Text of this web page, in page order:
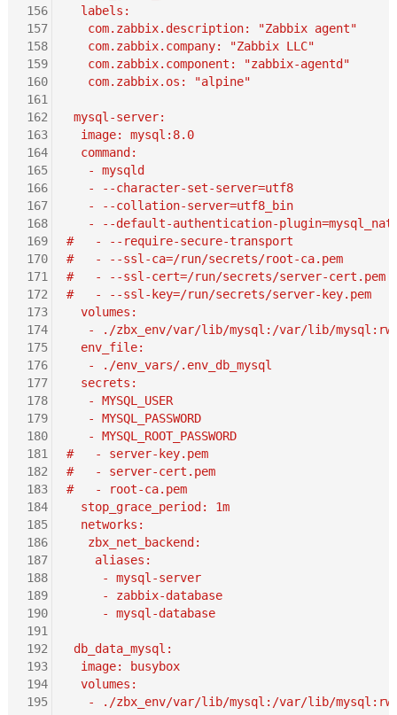
156
157
158
159
160
161
162
163
164
165
166
167
168
169
170
171
172
173
174
175
176
177
178
179
180
181
182
183
184
185
186
187
188
189
190
191
192
193
194
195
  labels:
   com.zabbix.description: "Zabbix agent"
   com.zabbix.company: "Zabbix LLC"
   com.zabbix.component: "zabbix-agentd"
   com.zabbix.os: "alpine"
mysql-server:
  image: mysql:8.0
  command:
   - mysqld
   - --character-set-server=utf8
   - --collation-server=utf8_bin
- --default-authentication-
#   - --require-secure-transport
#   - --ssl-ca=/run/secrets/root-ca.pem
#   - --ssl-cert=/run/secrets/server-cert.pem
#   - --ssl-key=/run/secrets/server-key.pem
  volumes:
   - ./zbx_env/var/lib/mysql:/var/lib/mysql:rw
  env_file:
   - ./env_vars/.env_db_mysql
  secrets:
   - MYSQL_USER
   - MYSQL_PASSWORD
   - MYSQL_ROOT_PASSWORD
#   - server-key.pem
#   - server-cert.pem
#   - root-ca.pem
  stop_grace_period: 1m
  networks:
   zbx_net_backend:
    aliases:
     - mysql-server
     - zabbix-database
     - mysql-database
db_data_mysql:
  image: busybox
  volumes:
   - ./zbx_env/var/lib/mysql:/var/lib/mysql:rw